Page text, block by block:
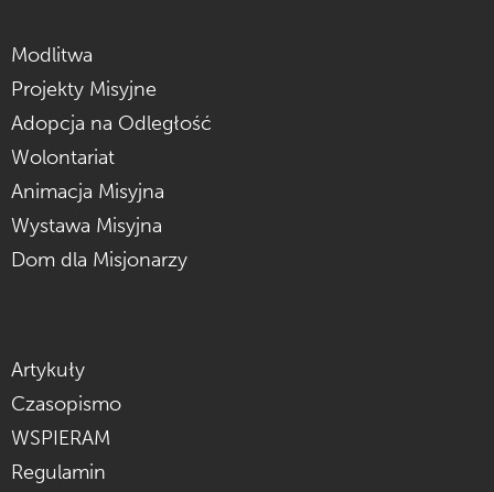
Modlitwa
Projekty Misyjne
Adopcja na Odległość
Wolontariat
Animacja Misyjna
Wystawa Misyjna
Dom dla Misjonarzy
Artykuły
Czasopismo
WSPIERAM
Regulamin